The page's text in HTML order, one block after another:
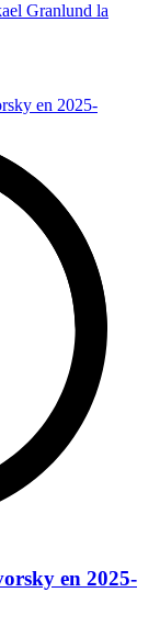
Granlund la
en 2025-